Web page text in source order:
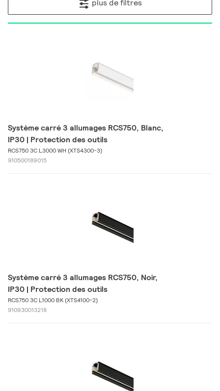
plus de filtres
Système carré 3 allumages RCS750, Blanc,
IP30 | Protection des outils
RCS750 3C L3000 WH (XTS4300-3)
910500189015
Système carré 3 allumages RCS750, Noir,
IP30 | Protection des outils
RCS750 3C L1000 BK (XTS4100-2)
910930013218